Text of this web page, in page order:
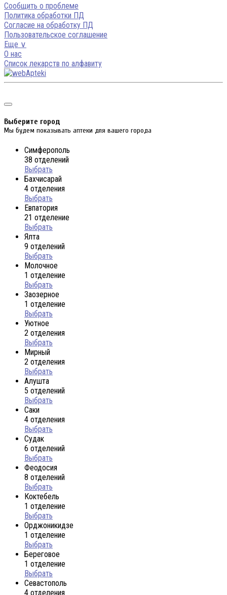
Сообщить о проблеме
Политика обработки ПД
Согласие на обработку ПД
Пользовательское соглашение
Еще ∨
О нас
Список лекарств по алфавиту
Выберите город
Мы будем показывать аптеки для вашего города
Симферополь
38 отделений
Выбрать
Бахчисарай
4 отделения
Выбрать
Евпатория
21 отделение
Выбрать
Ялта
9 отделений
Выбрать
Молочное
1 отделение
Выбрать
Заозерное
1 отделение
Выбрать
Уютное
2 отделения
Выбрать
Мирный
2 отделения
Выбрать
Алушта
5 отделений
Выбрать
Саки
4 отделения
Выбрать
Судак
6 отделений
Выбрать
Феодосия
8 отделений
Выбрать
Коктебель
1 отделение
Выбрать
Орджоникидзе
1 отделение
Выбрать
Береговое
1 отделение
Выбрать
Севастополь
4 отделения